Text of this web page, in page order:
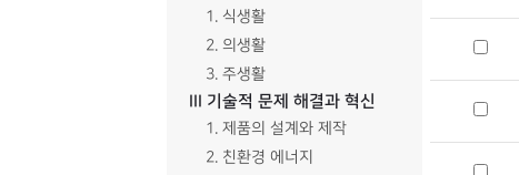
1. 식생활
2. 의생활
3. 주생활
III 기술적 문제 해결과 혁신
1. 제품의 설계와 제작
2. 친환경 에너지